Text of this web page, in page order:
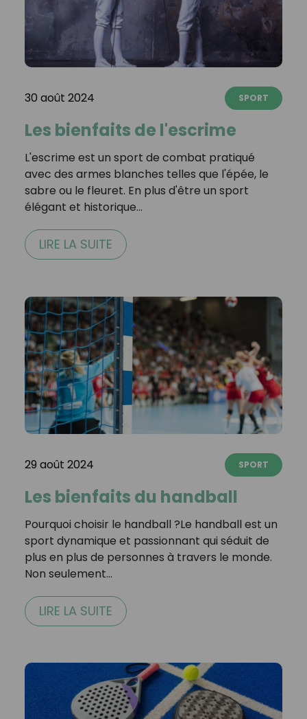
30 août 2024 SPORT
Les bienfaits de l'escrime
L'escrime est un sport de combat pratiqué
avec des armes blanches telles que l'épée, le
sabre ou le fleuret. En plus d'être un sport
élégant et historique…
LIRE LA SUITE
29 août 2024 SPORT
Les bienfaits du handball
Pourquoi choisir le handball ?Le handball est un
sport dynamique et passionnant qui séduit de
plus en plus de personnes à travers le monde.
Non seulement…
LIRE LA SUITE